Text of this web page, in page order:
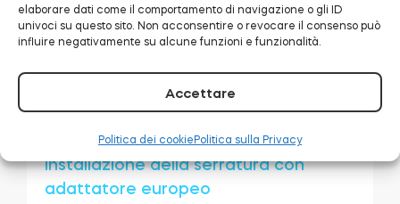
elaborare dati come il comportamento di navigazione o gli ID
univoci su questo sito. Non acconsentire o revocare il consenso può
influire negativamente su alcune funzioni e funzionalità.
Accettare
Politica dei cookie Politica sulla Privacy
porta?
Sostituzione del cilindro M&C
Sostituzione del cilindro GERDA
Installazione della serratura con
cilindro modulare
Installazione della serratura con
adattatore europeo